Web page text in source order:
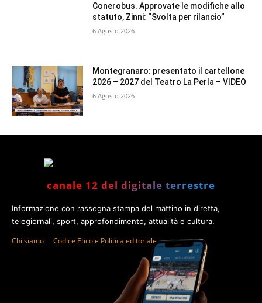
Conerobus. Approvate le modifiche allo
statuto, Zinni: “Svolta per rilancio”
6 Agosto 2026
Montegranaro: presentato il cartellone
2026 – 2027 del Teatro La Perla – VIDEO
6 Agosto 2026
canale 12 del digitale terrestre
Informazione con rassegna stampa del mattino in diretta,
telegiornali, sport, approfondimento, attualità e cultura.
Chi siamo Codice Etico e Politica editoriale